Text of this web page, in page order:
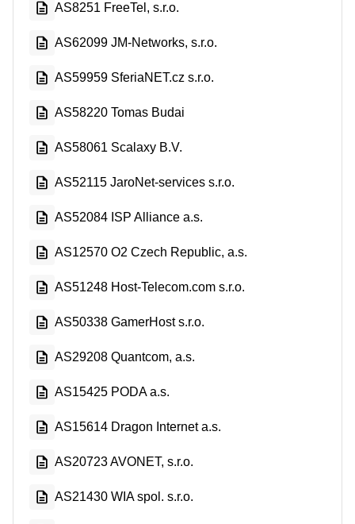
AS8251 FreeTel, s.r.o.
AS62099 JM-Networks, s.r.o.
AS59959 SferiaNET.cz s.r.o.
AS58220 Tomas Budai
AS58061 Scalaxy B.V.
AS52115 JaroNet-services s.r.o.
AS52084 ISP Alliance a.s.
AS12570 O2 Czech Republic, a.s.
AS51248 Host-Telecom.com s.r.o.
AS50338 GamerHost s.r.o.
AS29208 Quantcom, a.s.
AS15425 PODA a.s.
AS15614 Dragon Internet a.s.
AS20723 AVONET, s.r.o.
AS21430 WIA spol. s.r.o.